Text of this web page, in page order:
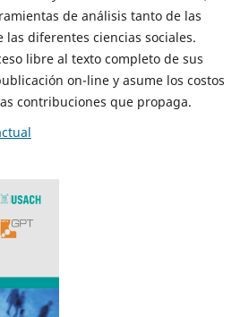
de análisis tanto de las
las diferentes ciencias sociales.
libre al texto completo de sus
on-line y asume los costos
contribuciones que propaga.